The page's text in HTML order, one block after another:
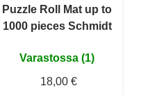
Puzzle Roll Mat up to
1000 pieces Schmidt
Varastossa (1)
18,00 €